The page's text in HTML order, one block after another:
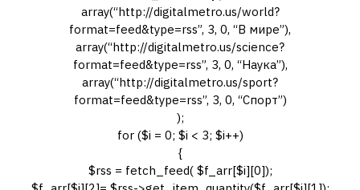
array(“http://digitalmetro.us/world?
format=feed&type=rss”, 3, 0, “В мире”),
array(“http://digitalmetro.us/science?
format=feed&type=rss”, 3, 0, “Наука”),
array(“http://digitalmetro.us/sport?
format=feed&type=rss”, 3, 0, “Спорт”)
);
for ($i = 0; $i < 3; $i++)
{
$rss = fetch_feed( $f_arr[$i][0]);